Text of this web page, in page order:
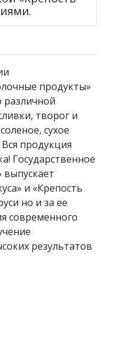
продукты»
творог и
сухое
продукция
Государственное
и «Крепость
но и за ее
современного
результатов